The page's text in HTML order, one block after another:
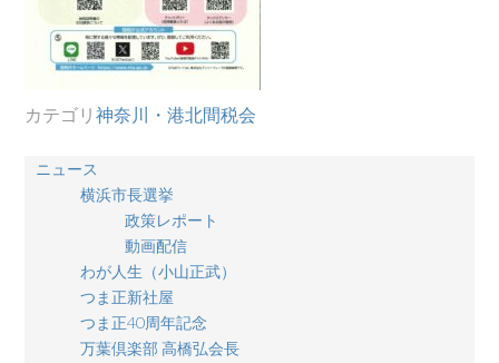
カテゴリ神奈川・港北間税会
ニュース
横浜市長選挙
政策レポート
動画配信
わが人生（小山正武）
つま正新社屋
つま正40周年記念
万葉倶楽部 高橋弘会長